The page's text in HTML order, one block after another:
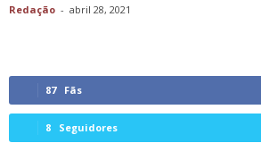
Redação - abril 28, 2021
87 Fãs
8 Seguidores